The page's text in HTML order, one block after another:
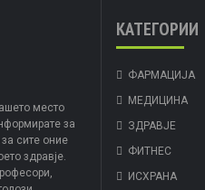
место
за
сите оние
здравје.
КАТЕГОРИИ
ФАРМАЦИЈА
МЕДИЦИНА
ЗДРАВЈЕ
ФИТНЕС
ИСХРАНА